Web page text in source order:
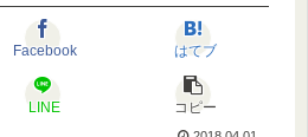
Facebook はてブ
LINE コピー